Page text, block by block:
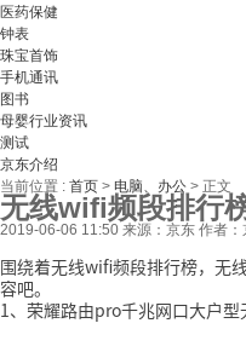
医药保健
钟表
珠宝首饰
手机通讯
图书
母婴行业资讯
测试
京东介绍
当前位置 : 首页 > 电脑、办公 > 正文
无线wifi频段排行
2019-06-06 11:50 来源：京东 作者：
围绕着无线wifi频段排行榜，无
容吧。
1、荣耀路由pro千兆网口大户